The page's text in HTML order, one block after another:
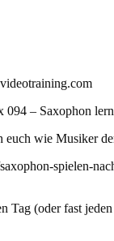
094 – Saxophon
wie Musiker
spielen-
(oder fast